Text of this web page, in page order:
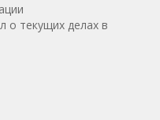
о текущих делах в